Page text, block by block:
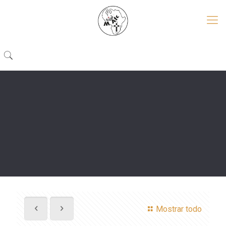
Mostrar todo